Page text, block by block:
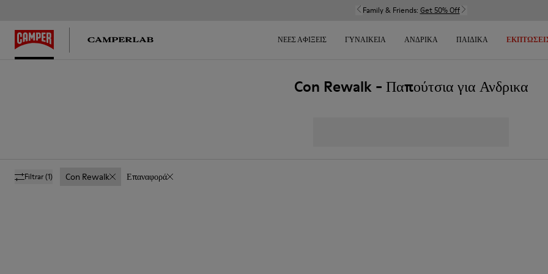
Family & Friends: Get 50% Off
ΝΈΕΣ ΑΦΊΞΕΙΣ ΓΥΝΑΙΚΕΊΑ ΑΝΔΡΙΚΆ ΠΑΙΔΙΚΆ
Con Rewalk - Παπούτσια για Ανδρικα
Filtrar(1) Con Rewalk Επαναφορά